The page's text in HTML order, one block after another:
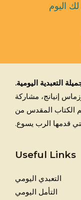
اليوم
التعبدية اليومية.
إنيانج، مشاركة
الكتاب المقدس من
قدمها الرب يسوع.
Useful Links
التعبدي اليومي
التأمل اليومي